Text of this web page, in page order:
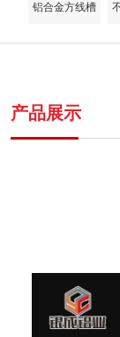
铝合金方线槽
产品展示